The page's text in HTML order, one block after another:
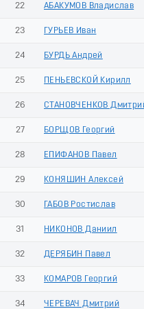
22 АБАКУМОВ Владислав
23 ГУРЬЕВ Иван
24 БУРДЬ Андрей
25 ПЕНЬЕВСКОЙ Кирилл
26 СТАНОВЧЕНКОВ
27 БОРЩОВ Георгий
28 ЕПИФАНОВ Павел
29 КОНЯШИН Алексей
30 ГАБОВ Ростислав
31 НИКОНОВ Даниил
32 ДЕРЯБИН Павел
33 КОМАРОВ Георгий
34 ЧЕРЕВАЧ Дмитрий